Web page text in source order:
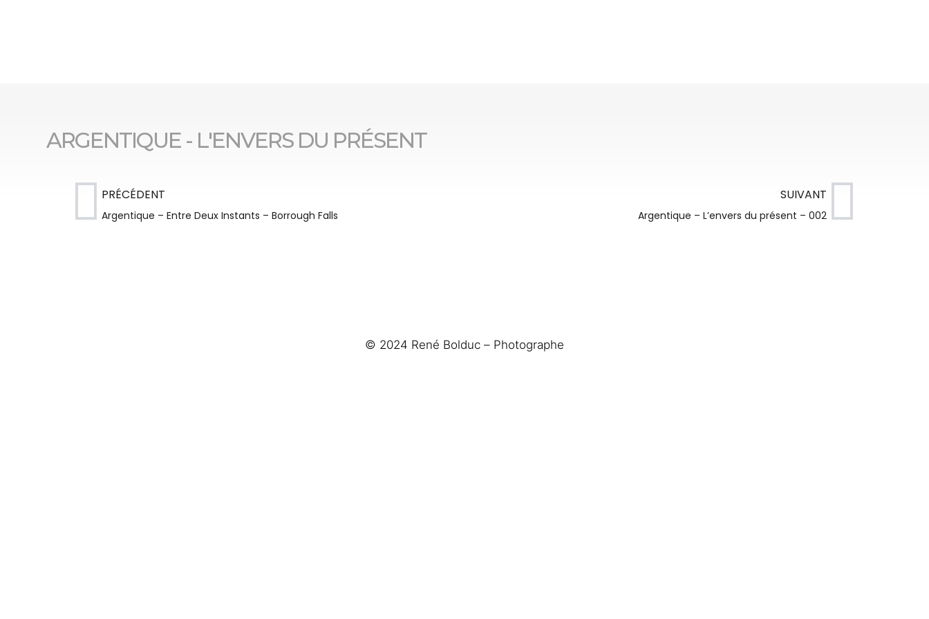
ARGENTIQUE - L'ENVERS DU PRÉSENT
PRÉCÉDENT
Argentique – Entre Deux Instants – Borrough Falls
SUIVANT
Argentique – L’envers du présent – 002
© 2024 René Bolduc – Photographe